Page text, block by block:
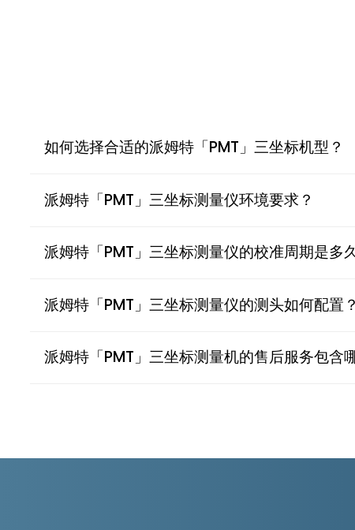
如何选择合适的派姆特「PMT」三坐标机型？
派姆特「PMT」三坐标测量仪环境要求？
派姆特「PMT」三坐标测量仪的校准周期是多
派姆特「PMT」三坐标测量仪的测头如何配置？
派姆特「PMT」三坐标测量机的售后服务包含